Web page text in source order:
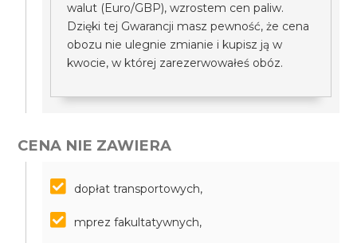
walut (Euro/GBP), wzrostem cen paliw.
Dzięki tej Gwarancji masz pewność, że cena
obozu nie ulegnie zmianie i kupisz ją w
kwocie, w której zarezerwowałeś obóz.
CENA NIE ZAWIERA
dopłat transportowych,
mprez fakultatywnych,